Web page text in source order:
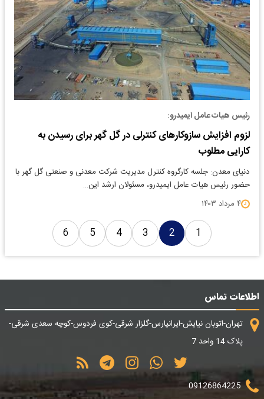
رئیس هیات عامل ایمیدرو:
لزوم افزایش سازوکارهای کنترلی در گل گهر برای رسیدن به
کارایی مطلوب
دنیای معدن: جلسه کارگروه کنترل مدیریت شرکت معدنی و صنعتی گل گهر با
حضور رئیس هیات عامل ایمیدرو، مسئولان ارشد این…
۴ مرداد ۱۴۰۳
1
2
3
4
5
6
اطلاعات تماس
تهران-اتوبان نیایش-ایرانپارس-گلزار شرقی-کوی فردوس-کوچه سعدی شرقی-
پلاک 14 واحد 7
09126864225